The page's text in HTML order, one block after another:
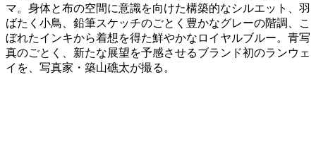
マ。身体と布の空間に意識を向けた構築的なシルエット、羽
ばたく小鳥、鉛筆スケッチのごとく豊かなグレーの階調、こ
ぼれたインキから着想を得た鮮やかなロイヤルブルー。青写
真のごとく、新たな展望を予感させるブランド初のランウェ
イを、写真家・築山礁太が撮る。